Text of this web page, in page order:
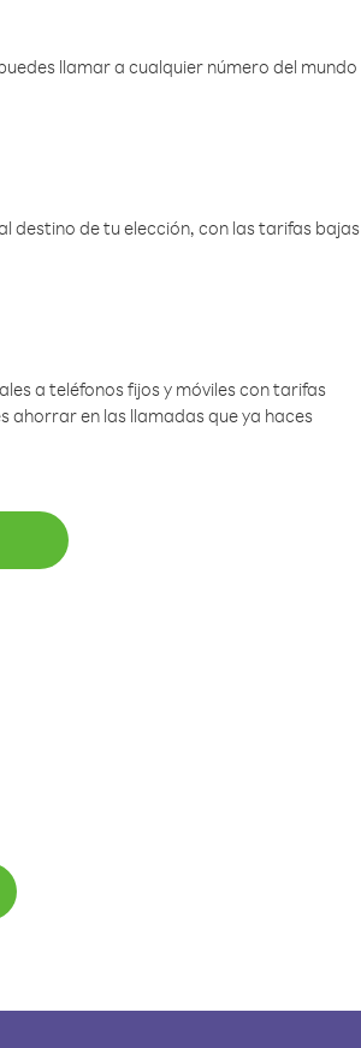
llamar a cualquier número del mundo
destino de tu elección, con las tarifas bajas
a teléfonos fijos y móviles con tarifas
ahorrar en las llamadas que ya haces